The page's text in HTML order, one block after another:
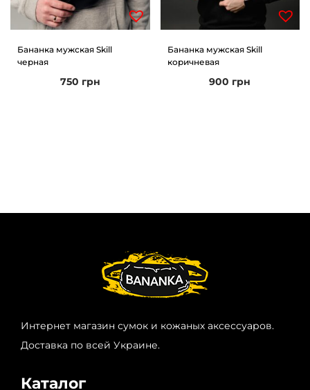
Бананка мужская Skill
черная
750 грн
Бананка мужская Skill
коричневая
900 грн
Интернет магазин сумок и кожаных аксессуаров.
Доставка по всей Украине.
Каталог